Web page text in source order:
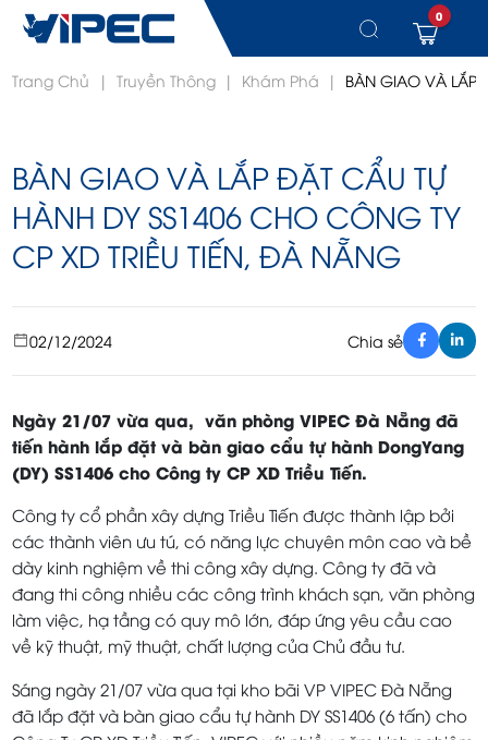
Chuyển
0
Trang Chủ | Truyền Thông | Khám Phá | BÀN GIAO VÀ LẮP
BÀN GIAO VÀ LẮP ĐẶT CẨU TỰ
HÀNH DY SS1406 CHO CÔNG TY
CP XD TRIỀU TIẾN, ĐÀ NẴNG
02/12/2024 Chia sẻ
Ngày 21/07 vừa qua, văn phòng VIPEC Đà Nẵng đã
tiến hành lắp đặt và bàn giao cẩu tự hành DongYang
(DY) SS1406 cho Công ty CP XD Triều Tiến.
Công ty cổ phần xây dựng Triều Tiến được thành lập bởi
các thành viên ưu tú, có năng lực chuyên môn cao và bề
dày kinh nghiệm về thi công xây dựng. Công ty đã và
đang thi công nhiều các công trình khách sạn, văn phòng
làm việc, hạ tầng có quy mô lớn, đáp ứng yêu cầu cao
về kỹ thuật, mỹ thuật, chất lượng của Chủ đầu tư.
Sáng ngày 21/07 vừa qua tại kho bãi VP VIPEC Đà Nẵng
đã lắp đặt và bàn giao cẩu tự hành DY SS1406 (6 tấn) cho